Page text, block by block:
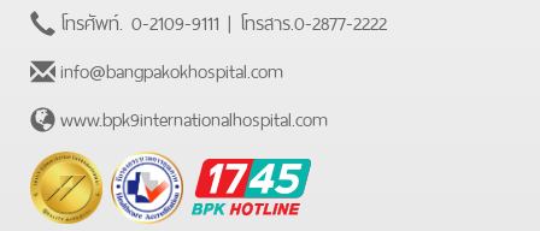
โทรศัพท์. 0-2109-9111 | โทรสาร.0-2877-2222
info@bangpakokhospital.com
www.bpk9internationalhospital.com
BPK
Hotline